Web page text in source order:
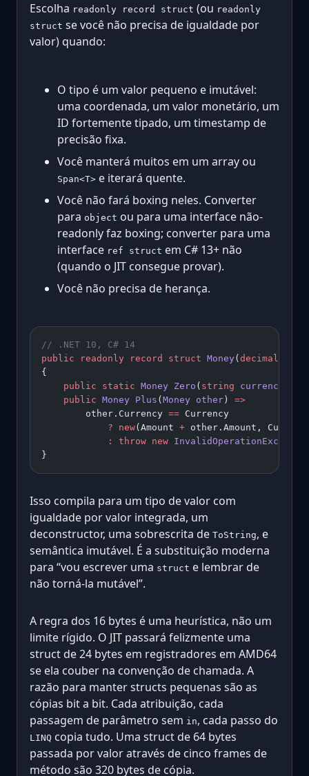
Escolha readonly record struct (ou readonly
struct se você não precisa de igualdade por
valor) quando:
O tipo é um valor pequeno e imutável:
uma coordenada, um valor monetário, um
ID fortemente tipado, um timestamp de
precisão fixa.
Você manterá muitos em um array ou
Span<T> e iterará quente.
Você não fará boxing neles. Converter
para object ou para uma interface não-
readonly faz boxing; converter para uma
interface ref struct em C# 13+ não
(quando o JIT consegue provar).
Você não precisa de herança.
// .NET 10, C# 14
public readonly record struct Money( decimal
{
    public
static Money Zero ( string currency
    public
Money Plus ( Money other ) =>
        other.Currency
== Currency
            ?
new(Amount + other.Amount,
            :
throw new
}
Isso compila para um tipo de valor com
igualdade por valor integrada, um
deconstructor, uma sobrescrita de ToString, e
semântica imutável. É a substituição moderna
para “vou escrever uma struct e lembrar de
não torná-la mutável”.
A regra dos 16 bytes é uma heurística, não um
limite rígido. O JIT passará felizmente uma
struct de 24 bytes em registradores em AMD64
se ela couber na convenção de chamada. A
razão para manter structs pequenas são as
cópias bit a bit. Cada atribuição, cada
passagem de parâmetro sem in, cada passo do
LINQ copia tudo. Uma struct de 64 bytes
passada por valor através de cinco frames de
método são 320 bytes de cópia.